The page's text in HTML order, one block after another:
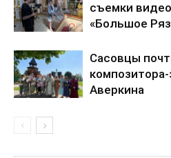
съемки
«Большое
Сасовцы
Аверкина